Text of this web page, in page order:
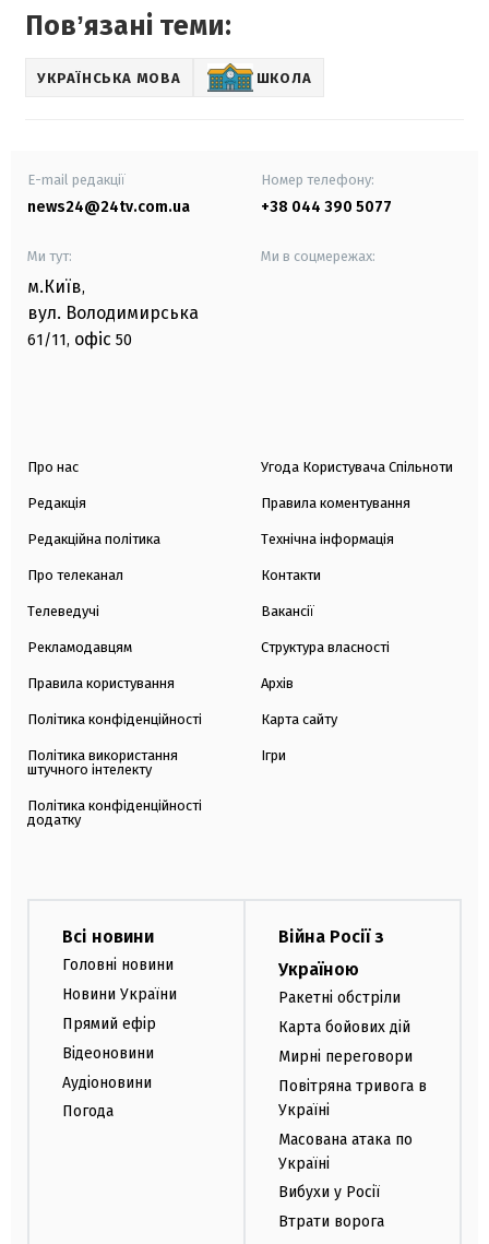
Повʼязані теми:
УКРАЇНСЬКА МОВА ШКОЛА
E-mail редакції
news24@24tv.com.ua
Номер телефону:
+38 044 390 5077
Ми тут:
м.Київ,
вул. Володимирська
61/11, офіс 50
Ми в соцмережах:
Про нас
Редакція
Редакційна політика
Про телеканал
Телеведучі
Рекламодавцям
Правила користування
Політика конфіденційності
Політика використання
штучного інтелекту
Політика конфіденційності
додатку
Угода Користувача Спільноти
Правила коментування
Технічна інформація
Контакти
Вакансії
Структура власності
Архів
Карта сайту
Ігри
Всі новини
Головні новини
Новини України
Прямий ефір
Відеоновини
Аудіоновини
Погода
Війна Росії з
Україною
Ракетні обстріли
Карта бойових дій
Мирні переговори
Повітряна тривога в
Україні
Масована атака по
Україні
Вибухи у Росії
Втрати ворога